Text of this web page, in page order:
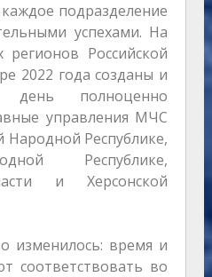
подразделение
успехами. На
регионов Российской
2022 года созданы и
день полноценно
управления МЧС
Народной Республике,
Республике,
и Херсонской
изменилось: время и
соответствовать во